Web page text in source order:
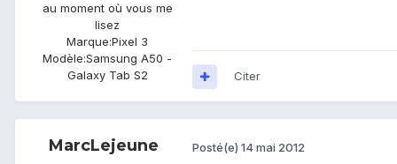
au moment où vous me
lisez
Marque:Pixel 3
Modèle:Samsung A50 -
Galaxy Tab S2
Citer
MarcLejeune Posté(e) 14 mai 2012